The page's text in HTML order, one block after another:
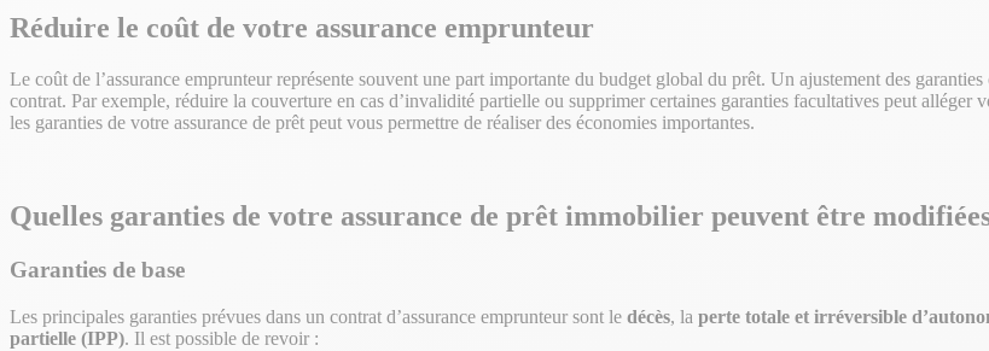
Réduire le coût de votre assurance emprunteur
Le coût de l’assurance emprunteur représente souvent une part importante du budget global du prêt. Un ajustement des
contrat. Par exemple, réduire la couverture en cas d’invalidité partielle ou supprimer certaines garanties facultatives peut alléger
les garanties de votre assurance de prêt peut vous permettre de réaliser des économies importantes.
Quelles garanties de votre assurance de prêt immobilier peuvent être
Garanties de base
Les principales garanties prévues dans un contrat d’assurance emprunteur sont le décès, la perte totale et irréversible
partielle (IPP). Il est possible de revoir :